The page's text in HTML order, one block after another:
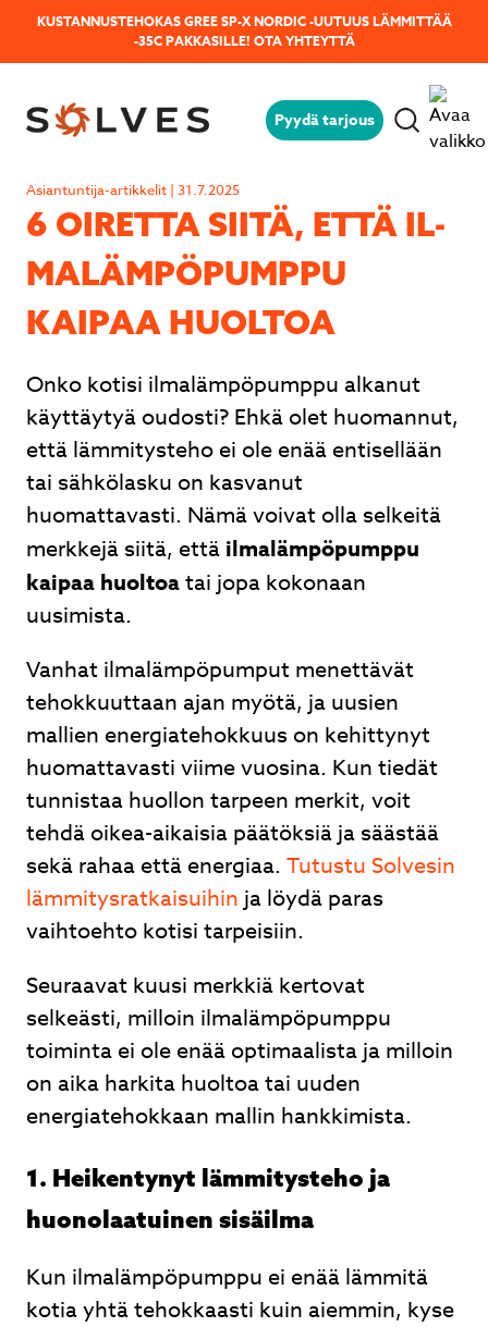
KUSTANNUSTEHOKAS GREE SP-X NORDIC -UUTUUS LÄMMITTÄÄ
-35C PAKKASILLE! OTA YHTEYTTÄ
Pyydä tarjous
Asiantuntija-artikkelit | 31.7.2025
6 OIRETTA SIITÄ, ETTÄ IL­
MA­LÄM­PÖ­PUMP­PU
KAIPAA HUOLTOA
Onko kotisi ilmalämpöpumppu alkanut
käyttäytyä oudosti? Ehkä olet huomannut,
että lämmitysteho ei ole enää entisellään
tai sähkölasku on kasvanut
huomattavasti. Nämä voivat olla selkeitä
merkkejä siitä, että ilmalämpöpumppu
kaipaa huoltoatai jopa kokonaan
uusimista.
Vanhat ilmalämpöpumput menettävät
tehokkuuttaan ajan myötä, ja uusien
mallien energiatehokkuus on kehittynyt
huomattavasti viime vuosina. Kun tiedät
tunnistaa huollon tarpeen merkit, voit
tehdä oikea-aikaisia päätöksiä ja säästää
sekä rahaa että energiaa. Tutustu Solvesin
lämmitysratkaisuihin ja löydä paras
vaihtoehto kotisi tarpeisiin.
Seuraavat kuusi merkkiä kertovat
selkeästi, milloin ilmalämpöpumppu
toiminta ei ole enää optimaalista ja milloin
on aika harkita huoltoa tai uuden
energiatehokkaan mallin hankkimista.
1. Heikentynyt lämmitysteho ja
huonolaatuinen sisäilma
Kun ilmalämpöpumppu ei enää lämmitä
kotia yhtä tehokkaasti kuin aiemmin, kyse
Jäikö sinulla kysyttävää?
Lähetä kysymyksesi helposti tämän
lomakkeen avulla niin vastaamme sinulle
mahdollisimman pian!
Lähetä
Ilmalämpöpumpusta nopea tarjous, nopea
toimitus ja ammattitaitoinen asennus. Hyvät
neuvot kaupan päälle.
Juhani Kuntsi
Page
of